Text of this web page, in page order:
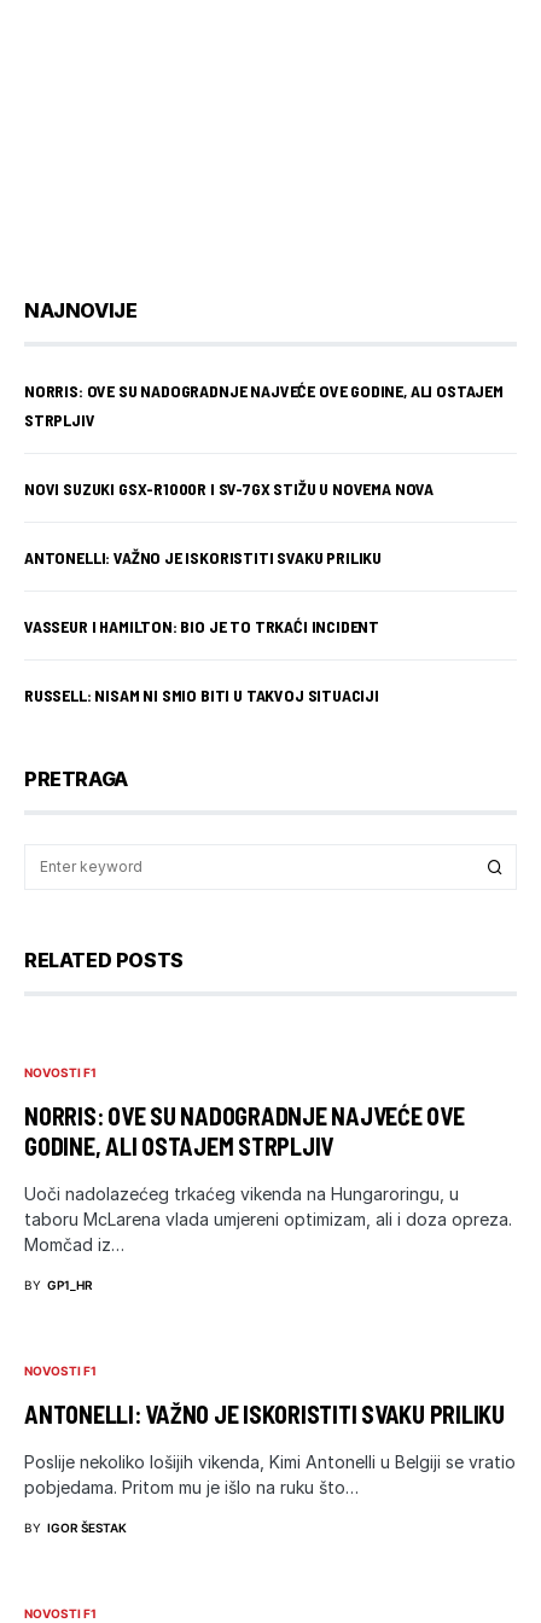
NAJNOVIJE
NORRIS: OVE SU NADOGRADNJE NAJVEĆE OVE GODINE, ALI OSTAJEM
STRPLJIV
NOVI SUZUKI GSX-R1000R I SV-7GX STIŽU U NOVEMA NOVA
ANTONELLI: VAŽNO JE ISKORISTITI SVAKU PRILIKU
VASSEUR I HAMILTON: BIO JE TO TRKAĆI INCIDENT
RUSSELL: NISAM NI SMIO BITI U TAKVOJ SITUACIJI
PRETRAGA
RELATED POSTS
NOVOSTI F1
NORRIS: OVE SU NADOGRADNJE NAJVEĆE OVE
GODINE, ALI OSTAJEM STRPLJIV
Uoči nadolazećeg trkaćeg vikenda na Hungaroringu, u
taboru McLarena vlada umjereni optimizam, ali i doza opreza.
Momčad iz…
BY GP1_HR
NOVOSTI F1
ANTONELLI: VAŽNO JE ISKORISTITI SVAKU PRILIKU
Poslije nekoliko lošijih vikenda, Kimi Antonelli u Belgiji se vratio
pobjedama. Pritom mu je išlo na ruku što…
BY IGOR ŠESTAK
NOVOSTI F1